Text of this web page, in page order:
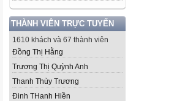
THÀNH VIÊN TRỰC TUYẾN
1610 khách và 67 thành viên
Đồng Thị Hằng
Trương Thị Quỳnh Anh
Thanh Thùy Trương
Đinh THanh Hiền